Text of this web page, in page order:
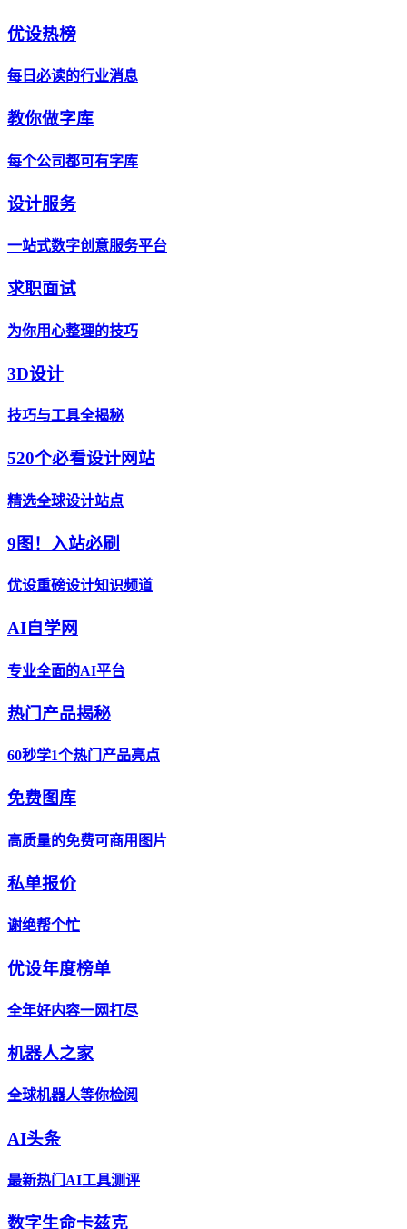
优设热榜
每日必读的行业消息
教你做字库
每个公司都可有字库
设计服务
一站式数字创意服务平台
求职面试
为你用心整理的技巧
3D设计
技巧与工具全揭秘
520个必看设计网站
精选全球设计站点
9图！入站必刷
优设重磅设计知识频道
AI自学网
专业全面的AI平台
热门产品揭秘
60秒学1个热门产品亮点
免费图库
高质量的免费可商用图片
私单报价
谢绝帮个忙
优设年度榜单
全年好内容一网打尽
机器人之家
全球机器人等你检阅
AI头条
最新热门AI工具测评
数字生命卡兹克